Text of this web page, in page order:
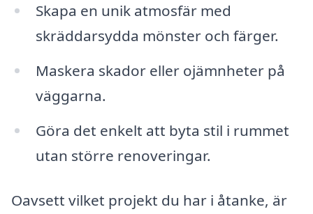
Skapa en unik atmosfär med
skräddarsydda mönster och färger.
Maskera skador eller ojämnheter på
väggarna.
Göra det enkelt att byta stil i rummet
utan större renoveringar.
Oavsett vilket projekt du har i åtanke, är